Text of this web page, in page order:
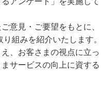
意見・ご要望をもとに、
組みを紹介いたします。
、お客さまの視点に立っ
サービスの向上に資する